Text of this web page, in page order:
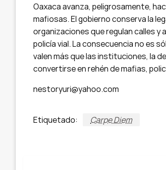
Oaxaca avanza, peligrosamente,
mafiosas. El gobierno conserva la
organizaciones que regulan calles
policía vial. La consecuencia no es
valen más que las instituciones, la
convertirse en rehén de mafias,
nestoryuri@yahoo.com
Etiquetado: Carpe Diem